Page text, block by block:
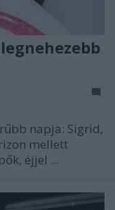
napja: Sigrid,
mellett
éjjel ...